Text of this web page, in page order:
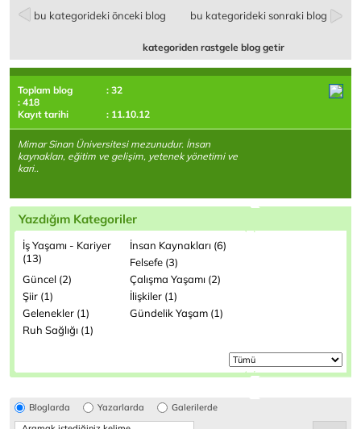
bu kategorideki önceki blog bu kategorideki sonraki blog
kategoriden rastgele blog getir
Toplam blog
: 32
: 418
Kayıt tarihi
: 11.10.12
Mimar Sinan Üniversitesi mezunudur. İnsan
kaynakları, eğitim ve gelişim, yetenek yönetimi ve
kari..
Yazdığım Kategoriler
İş Yaşamı - Kariyer
(13)
İnsan Kaynakları (6)
Felsefe (3)
Güncel (2)
Çalışma Yaşamı (2)
Şiir (1)
İlişkiler (1)
Gelenekler (1)
Gündelik Yaşam (1)
Ruh Sağlığı (1)
Bloglarda Yazarlarda Galerilerde